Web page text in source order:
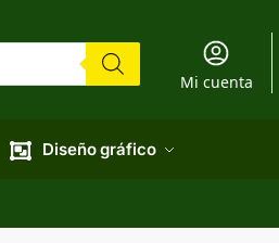
Mi cuenta
Diseño gráfico